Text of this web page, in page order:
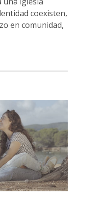
coexisten,
en comunidad,